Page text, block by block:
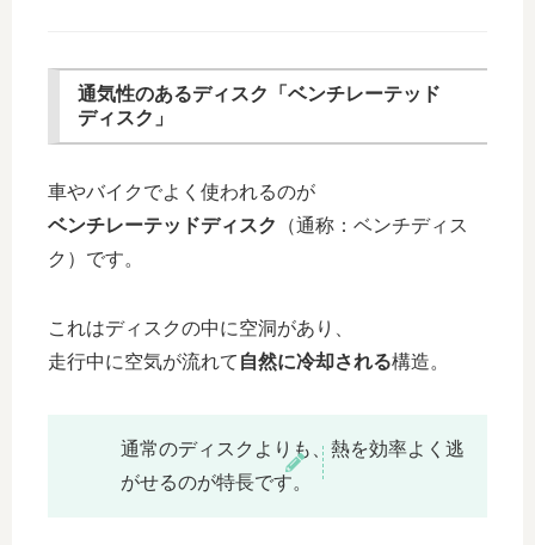
通気性のあるディスク「ベンチレーテッド
ディスク」
車やバイクでよく使われるのが
ベンチレーテッドディスク
（通称：ベンチディス
ク）です。
これはディスクの中に空洞があり、
走行中に空気が流れて 自然に冷却される構造。
通常のディスクよりも、熱を効率よく逃
がせるのが特長です。